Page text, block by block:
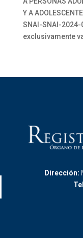
Y A
SNAI-SNAI-
exclusivamente
Dirección: